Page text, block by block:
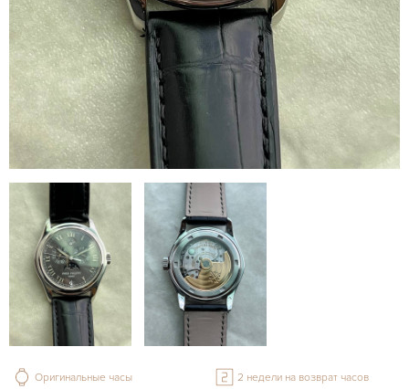
Оригинальные часы 2 недели на возврат часов